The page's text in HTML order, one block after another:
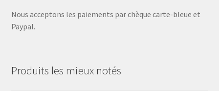
Nous acceptons les paiements par chèque carte-bleue et
Paypal.
Produits les mieux notés